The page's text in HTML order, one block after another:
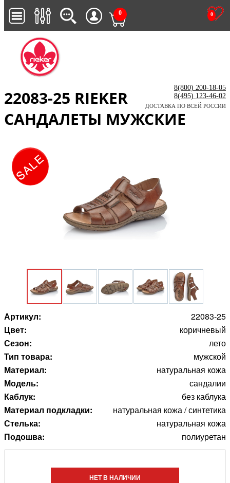
0
0
8(800) 200-18-05
8(495) 123-46-02
ДОСТАВКА ПО ВСЕЙ РОССИИ
22083-25 RIEKER
САНДАЛЕТЫ МУЖСКИЕ
Артикул:
22083-25
Цвет:
коричневый
Сезон:
лето
Тип товара:
мужской
Материал:
натуральная кожа
Модель:
сандалии
Каблук:
без каблука
Материал подкладки:
натуральная кожа / синтетика
Стелька:
натуральная кожа
Подошва:
полиуретан
НЕТ В НАЛИЧИИ